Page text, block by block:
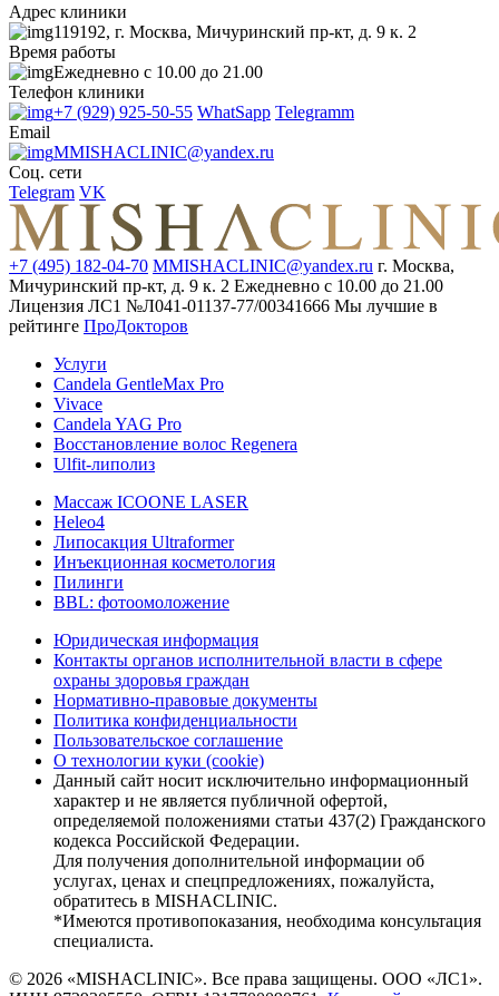
Адрес клиники
119192, г. Москва, Мичуринский пр-кт, д. 9 к. 2
Время работы
Ежедневно с 10.00 до 21.00
Телефон клиники
+7 (929) 925-50-55 WhatSapp Telegramm
Email
MMISHACLINIC@yandex.ru
Соц. сети
Telegram VK
+7 (495) 182-04-70 MMISHACLINIC@yandex.ru г. Москва,
Мичуринский пр-кт, д. 9 к. 2 Ежедневно с 10.00 до 21.00
Лицензия ЛС1 №Л041-01137-77/00341666 Мы лучшие в
рейтинге ПроДокторов
Услуги
Candela GentleMax Pro
Vivace
Candela YAG Pro
Восстановление волос Regenera
Ulfit-липолиз
Массаж ICOONE LASER
Heleo4
Липосакция Ultraformer
Инъекционная косметология
Пилинги
BBL: фотоомоложение
Юридическая информация
Контакты органов исполнительной власти в сфере
охраны здоровья граждан
Нормативно-правовые документы
Политика конфиденциальности
Пользовательское соглашение
О технологии куки (cookie)
Данный сайт носит исключительно информационный
характер и не является публичной офертой,
определяемой положениями статьи 437(2) Гражданского
кодекса Российской Федерации.
Для получения дополнительной информации об
услугах, ценах и спецпредложениях, пожалуйста,
обратитесь в MISHACLINIC.
*Имеются противопоказания, необходима консультация
специалиста.
© 2026 «MISHACLINIC». Все права защищены. ООО «ЛС1».